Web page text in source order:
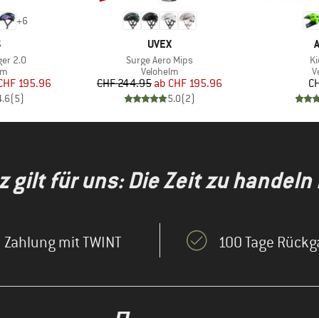
+6
2.0
Preis
195.96
(5)
MARKE
UVEX
Artikel
Surge Aero Mips
Produktgruppe
Velohelm
Preis
CHF 244.95 reduzierter Preis
ab CHF 195.96
5.0(2)
gilt für uns: Die Zeit zu
Zahlung mit TWINT 100 Tage